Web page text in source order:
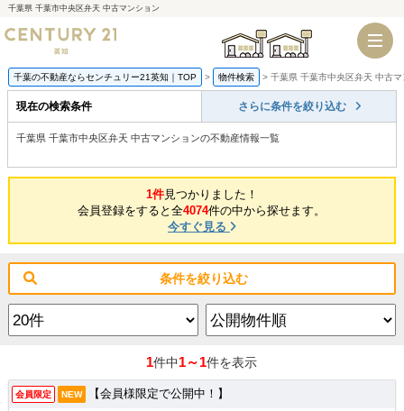
千葉県 千葉市中央区弁天 中古マンション
千葉店 船橋店
千葉の不動産ならセンチュリー21英知｜TOP 物件検索 千葉県 千葉市中央区弁天 中古
現在の検索条件 さらに条件を絞り込む
千葉県 千葉市中央区弁天 中古マンションの不動産情報一覧
1件見つかりました！
会員登録をすると全4074件の中から探せます。
今すぐ見る
条件を絞り込む
1件中1～1件を表示
会員限定 NEW 【会員様限定で公開中！】